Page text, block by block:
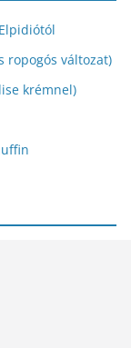
ropogós változat)
krémnel)